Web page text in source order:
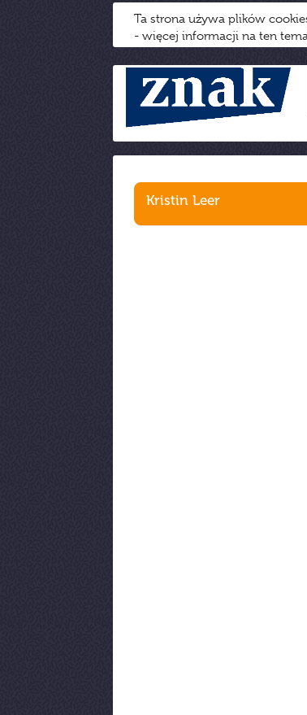
Ta strona używa plików
- więcej informacji na ten
Kristin Leer